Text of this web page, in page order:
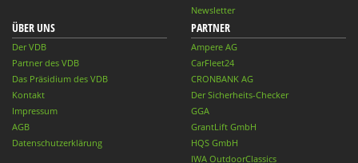
Newsletter
ÜBER UNS
Der VDB
Partner des VDB
Das Präsidium des VDB
Kontakt
Impressum
AGB
Datenschutzerklärung
PARTNER
Ampere AG
CarFleet24
CRONBANK AG
Der Sicherheits-Checker
GGA
GrantLift GmbH
HQS GmbH
IWA OutdoorClassics